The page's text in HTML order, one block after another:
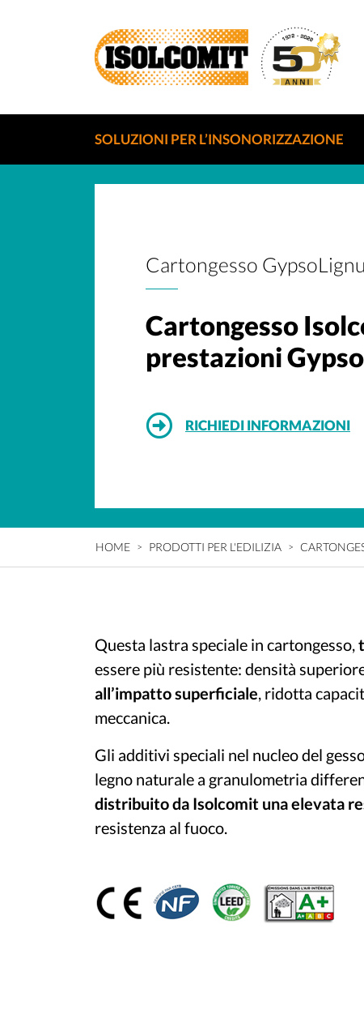
SOLUZIONI PER L’INSONORIZZAZIONE
Cartongesso
Cartongesso
prestazioni
RICHIEDI INFORMAZIONI
HOME PRODOTTI PER L'EDILIZIA
Questa lastra speciale in cartongesso,
essere più resistente: densità
all’impatto superficiale, ridotta
meccanica.
Gli additivi speciali nel nucleo del
legno naturale a granulometria
distribuito da Isolcomit una elevata
resistenza al fuoco.